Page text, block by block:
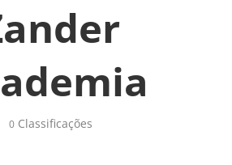
0Classificações